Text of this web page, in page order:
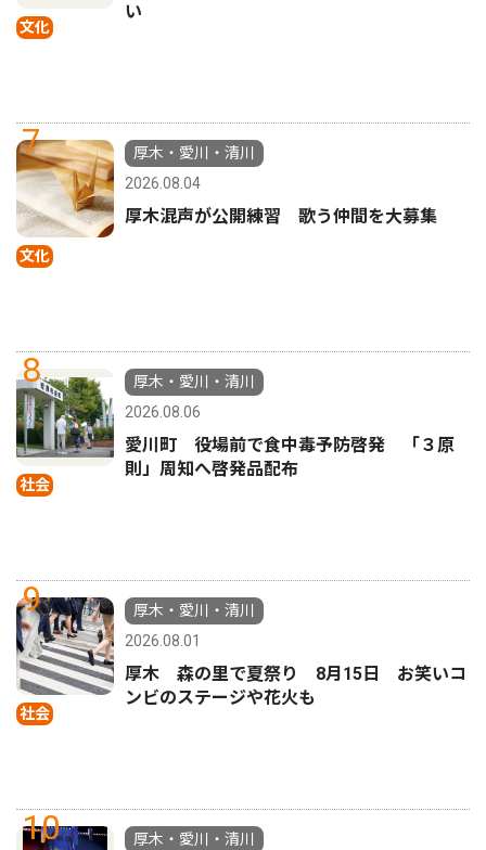
文化
い
7
文化
厚木・愛川・清川
2026.08.04
厚木混声が公開練習 歌う仲間を大募集
8
社会
厚木・愛川・清川
2026.08.06
愛川町 役場前で食中毒予防啓発 「３原
則」周知へ啓発品配布
9
社会
厚木・愛川・清川
2026.08.01
厚木 森の里で夏祭り 8月15日 お笑いコ
ンビのステージや花火も
10
厚木・愛川・清川